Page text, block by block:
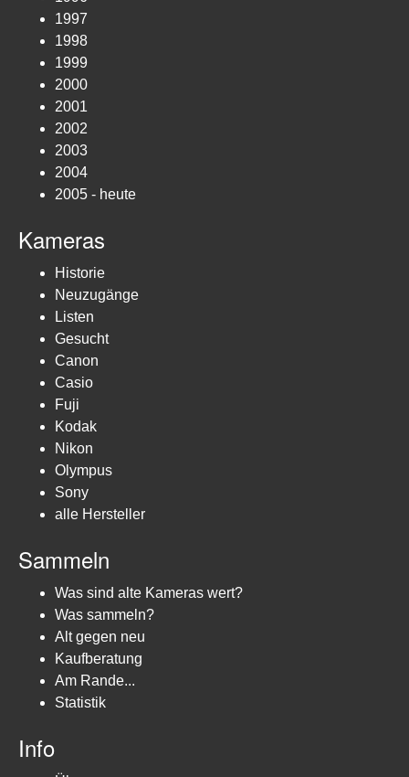
1997
1998
1999
2000
2001
2002
2003
2004
2005 - heute
Kameras
Historie
Neuzugänge
Listen
Gesucht
Canon
Casio
Fuji
Kodak
Nikon
Olympus
Sony
alle Hersteller
Sammeln
Was sind alte Kameras wert?
Was sammeln?
Alt gegen neu
Kaufberatung
Am Rande...
Statistik
Info